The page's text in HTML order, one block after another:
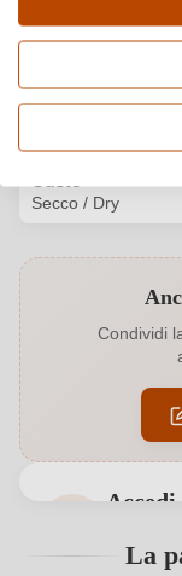
Secco / Dry
Abbinamenti
Colore dell'uva
Contenuto di alcol
produttore
Condividi
Accedi
ancora
La